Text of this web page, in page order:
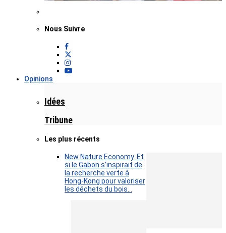
Nous Suivre
Opinions
Idées
Tribune
Les plus récents
New Nature Economy. Et
si le Gabon s’inspirait de
la recherche verte à
Hong-Kong pour valoriser
les déchets du bois…